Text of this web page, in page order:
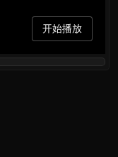
开始播放